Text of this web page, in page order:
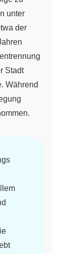
unter
der
Stadt
Während